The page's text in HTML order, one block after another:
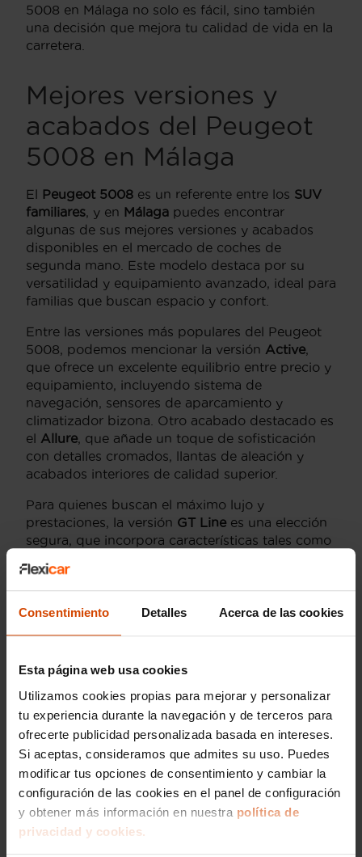
Consentimiento Detalles Acerca de las cookies
Esta página web usa cookies
Utilizamos cookies propias para mejorar y personalizar
tu experiencia durante la navegación y de terceros para
ofrecerte publicidad personalizada basada en intereses.
Si aceptas, consideramos que admites su uso. Puedes
modificar tus opciones de consentimiento y cambiar la
configuración de las cookies en el panel de configuración
y obtener más información en nuestra política de
privacidad y cookies.
5008 en Málaga no solo es fácil, sino también
una decisión que mejora tu calidad de vida en la
carretera.
Mejores versiones y
acabados del Peugeot
5008 en Málaga
El Peugeot 5008 es un referente entre los SUV
familiares, y en Málaga puedes encontrar
algunas de sus mejores versiones y acabados
disponibles en el mercado de coches de
segunda mano. Este modelo destaca por su
versatilidad y equipamiento avanzado, ideal para
familias que buscan espacio y confort.
Entre las versiones más populares del Peugeot
5008, podemos mencionar la versión Active,
que ofrece un excelente equilibrio entre precio y
equipamiento, incluyendo sistema de
navegación, sensores de aparcamiento y
climatizador bizona. Otro acabado destacado es
el Allure, que añade un toque de sofisticación
con detalles cromados, llantas de aleación y
acabados interiores de calidad superior.
Para quienes buscan el máximo lujo y
prestaciones, la versión GT Line es una elección
segura, que incorpora características tales como
panorámico. En Flexicar, hemos seleccionado las
mejores unidades, todas revisadas y
garantizadas, para asegurar al comprador una
Motorizaciones del Peugeot
5008 en Málaga
ElPeugeot 5008 oferta una variedad de
motorizacionesque se adaptan a diferentes
estilos de conducción y necesidades. En el
mercado de segunda mano en Málaga, es
posible encontrar este modelo equipado tanto
con motores de gasolina como diésel,
destacando por su eficiencia y rendimiento.